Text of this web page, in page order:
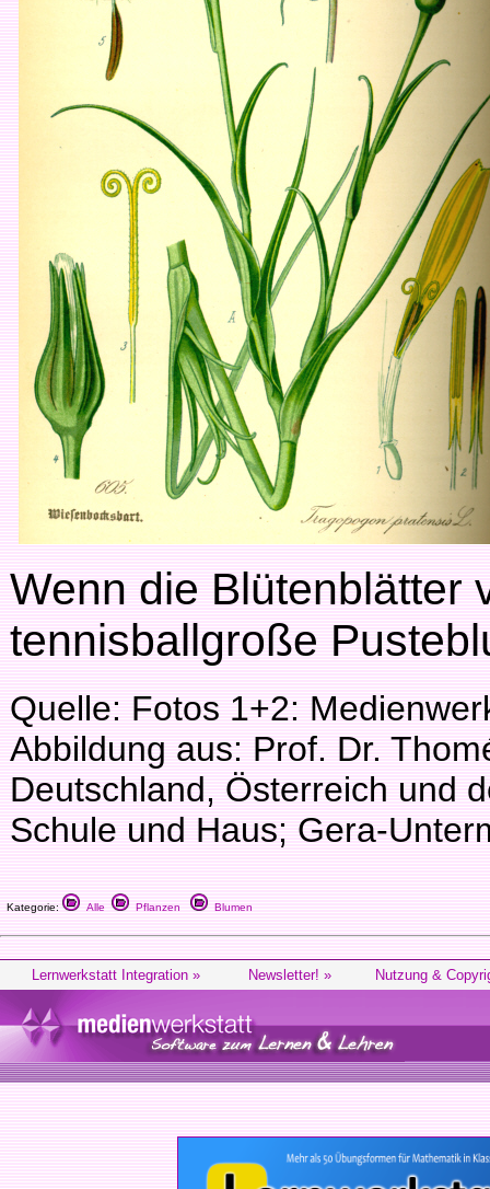
Wenn die Blütenblätter
tennisballgroße
Quelle: Fotos 1+2:
Abbildung aus: Prof. Dr.
Deutschland, Österreich und
Schule und Haus; Gera-
Kategorie: Alle Pflanzen Blumen
Lernwerkstatt Integration » Newsletter! » Nutzung &